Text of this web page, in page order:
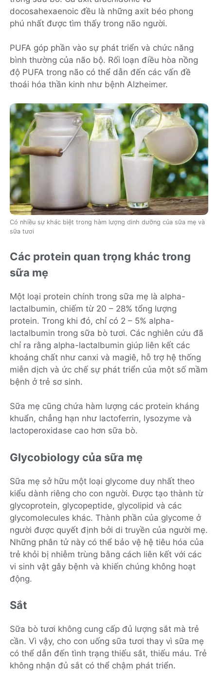
docosahexaenoic đều là những axit béo phong
phú nhất được tìm thấy trong não người.
PUFA góp phần vào sự phát triển và chức năng
bình thường của não bộ. Rối loạn điều hòa nồng
độ PUFA trong não có thể dẫn đến các vấn đề
thoái hóa thần kinh như bệnh Alzheimer.
Có nhiều sự khác biệt trong hàm lượng dinh dưỡng của sữa mẹ và
sữa tươi
Các protein quan trọng khác trong
sữa mẹ
Một loại protein chính trong sữa mẹ là alpha-
lactalbumin, chiếm từ 20 – 28% tổng lượng
protein. Trong khi đó, chỉ có 2 – 5% alpha-
lactalbumin trong sữa bò tươi. Các nghiên cứu đã
chỉ ra rằng alpha-lactalbumin giúp liên kết các
khoáng chất như canxi và magiê, hỗ trợ hệ thống
miễn dịch và ức chế sự phát triển của một số mầm
bệnh ở trẻ sơ sinh.
Sữa mẹ cũng chứa hàm lượng các protein kháng
khuẩn, chẳng hạn như lactoferrin, lysozyme và
lactoperoxidase cao hơn sữa bò.
Glycobiology của sữa mẹ
Sữa mẹ sở hữu một loại glycome duy nhất theo
kiểu dành riêng cho con người. Được tạo thành từ
glycoprotein, glycopeptide, glycolipid và các
glycomolecules khác. Thành phần của glycome ở
người được quyết định bởi di truyền của người mẹ.
Những phân tử này có thể bảo vệ hệ tiêu hóa của
trẻ khỏi bị nhiễm trùng bằng cách liên kết với các
vi sinh vật gây bệnh và khiến chúng không hoạt
động.
Sắt
Sữa bò tươi không cung cấp đủ lượng sắt mà trẻ
cần. Vì vậy, cho con uống sữa tươi thay vì sữa mẹ
có thể dẫn đến tình trạng thiếu sắt, thiếu máu. Trẻ
không nhận đủ sắt có thể chậm phát triển.